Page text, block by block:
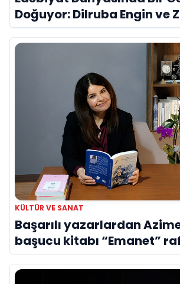
Doğuyor: Dilruba Engin ve
Evreni ‘AVENOİR’
KÜLTÜR VE SANAT
Başarılı yazarlardan
başucu kitabı “Emanet”
yerini aldı